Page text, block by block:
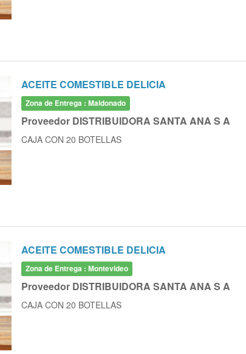
ACEITE COMESTIBLE DELICIA
Zona de Entrega : Maldonado
Proveedor DISTRIBUIDORA SANTA ANA S A
CAJA CON 20 BOTELLAS
ACEITE COMESTIBLE DELICIA
Zona de Entrega : Montevideo
Proveedor DISTRIBUIDORA SANTA ANA S A
CAJA CON 20 BOTELLAS